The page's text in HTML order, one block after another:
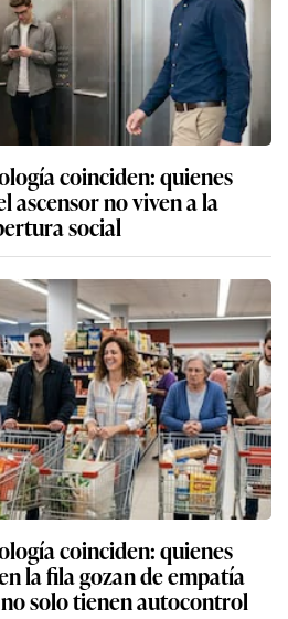
coinciden: quienes
ascensor no viven a la
social
coinciden: quienes
la fila gozan de empatía
solo tienen autocontrol